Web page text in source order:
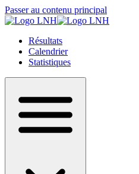
Passer au contenu principal
Résultats
Calendrier
Statistiques